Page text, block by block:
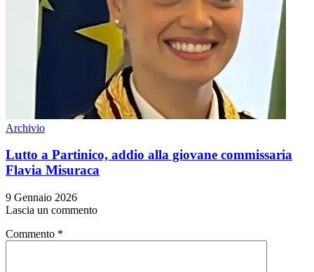
Archivio
Lutto a Partinico, addio alla giovane commissaria
Flavia Misuraca
9 Gennaio 2026
Lascia un commento
Commento *